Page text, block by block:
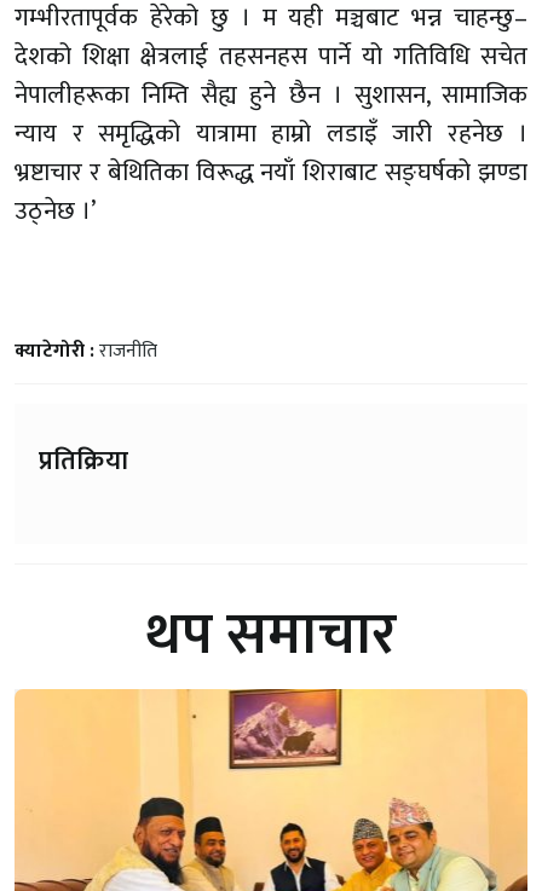
गम्भीरतापूर्वक हेरेको छु । म यही मञ्चबाट भन्न चाहन्छु–
देशको शिक्षा क्षेत्रलाई तहसनहस पार्ने यो गतिविधि सचेत
नेपालीहरूका निम्ति सैह्य हुने छैन । सुशासन, सामाजिक
न्याय र समृद्धिको यात्रामा हाम्रो लडाइँ जारी रहनेछ ।
भ्रष्टाचार र बेथितिका विरूद्ध नयाँ शिराबाट सङ्घर्षको झण्डा
उठ्नेछ ।’
क्याटेगोरी :राजनीति
प्रतिक्रिया
थप समाचार